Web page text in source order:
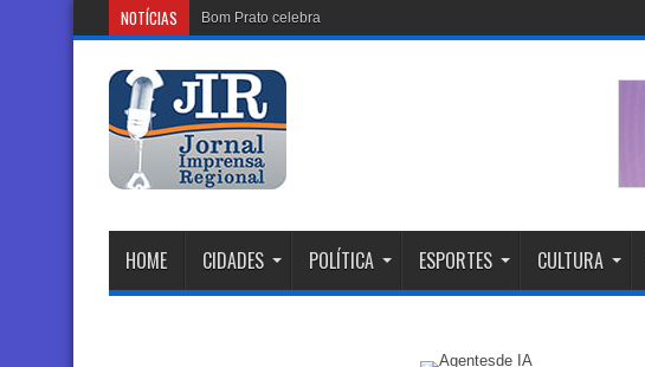
NOTÍCIAS Bom Prato celebra Dia dos Pais com ca
HOME CIDADES POLÍTICA ESPORTES CULTURA